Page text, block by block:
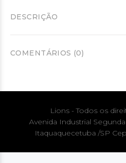
DESCRIÇÃO
COMENTÁRIOS (0)
Lions - Todos os
Avenida Industrial
Itaquaquecetuba /SP